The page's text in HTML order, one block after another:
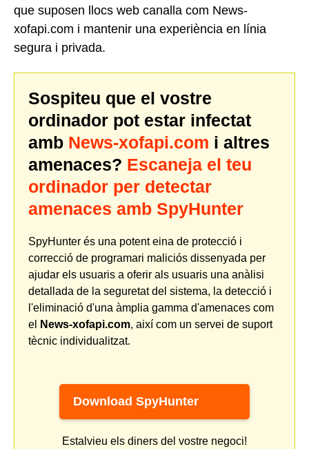
que suposen llocs web canalla com News-
xofapi.com i mantenir una experiència en línia
segura i privada.
Sospiteu que el vostre
ordinador pot estar infectat
amb News-xofapi.com i altres
amenaces? Escaneja el teu
ordinador per detectar
amenaces amb SpyHunter
SpyHunter és una potent eina de protecció i
correcció de programari maliciós dissenyada per
ajudar els usuaris a oferir als usuaris una anàlisi
detallada de la seguretat del sistema, la detecció i
l'eliminació d'una àmplia gamma d'amenaces com
el
News-xofapi.com, així com un servei de suport
tècnic individualitzat.
Download SpyHunter
Estalvieu els diners del vostre negoci!